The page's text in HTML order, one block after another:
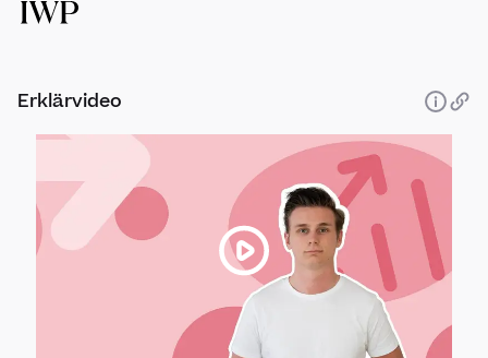
Wie
Erklärvideo